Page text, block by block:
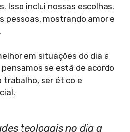
Isso inclui nossas escolhas.
pessoas, mostrando amor e
em situações do dia a
pensamos se está de acordo
trabalho, ser ético e
teologais no dia a